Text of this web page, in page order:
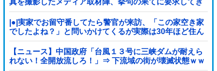
真を撮影したメディア取材陣、挙句の果てに要求してき
たのは……
|●|実家でお留守番してたら警官が来訪、「この家空き家
でしたよね？」と問いかけてくるが実際は30年ほど住ん
でおり……
【ニュース】中国政府「台風１３号に三峡ダムが耐えら
れない！全開放流しろ！」⇒ 下流域の街が壊滅状態ｗｗ